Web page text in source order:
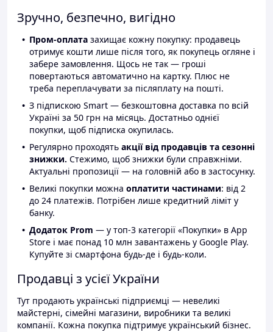
Зручно, безпечно, вигідно
Пром-оплата захищає кожну покупку: продавець
отримує кошти лише після того, як покупець огляне і
забере замовлення. Щось не так — гроші
повертаються автоматично на картку. Плюс не
треба переплачувати за післяплату на пошті.
З підпискою Smart — безкоштовна доставка по всій
Україні за 50 грн на місяць. Достатньо однієї
покупки, щоб підписка окупилась.
Регулярно проходять акції від продавців та сезонні
знижки. Стежимо, щоб знижки були справжніми.
Актуальні пропозиції — на головній або в застосунку.
Великі покупки можна оплатити частинами: від 2
до 24 платежів. Потрібен лише кредитний ліміт у
банку.
Додаток Prom — у топ-3 категорії «Покупки» в App
Store і має понад 10 млн завантажень у Google Play.
Купуйте зі смартфона будь-де і будь-коли.
Продавці з усієї України
Тут продають українські підприємці — невеликі
майстерні, сімейні магазини, виробники та великі
компанії. Кожна покупка підтримує український бізнес.